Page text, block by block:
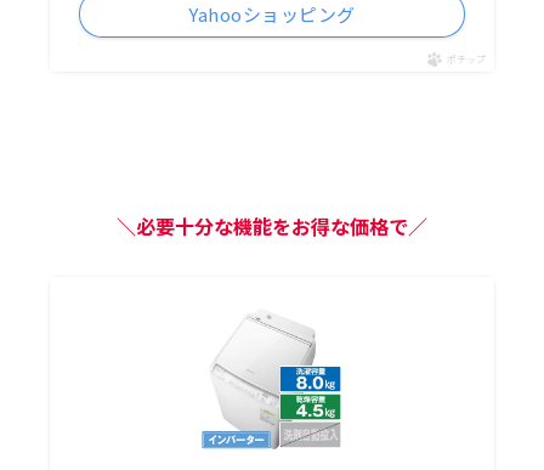
Yahooショッピング
ポチップ
＼必要十分な機能をお得な価格で／